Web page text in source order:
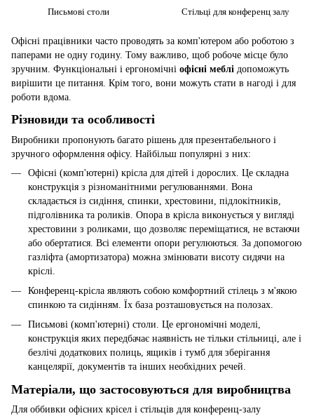
Офісні працівники часто проводять за комп'ютером або роботою з
паперами не одну годину. Тому важливо, щоб робоче місце було
зручним. Функціональні і ергономічні офісні меблі допоможуть
вирішити це питання. Крім того, вони можуть стати в нагоді і для
роботи вдома.
Різновиди та особливості
Виробники пропонують багато рішень для презентабельного і
зручного оформлення офісу. Найбільш популярні з них:
Офісні (комп'ютерні) крісла для дітей і дорослих. Це складна
конструкція з різноманітними регулюваннями. Вона
складається із сидіння, спинки, хрестовини, підлокітників,
підголівника та роликів. Опора в крісла виконується у вигляді
хрестовини з роликами, що дозволяє переміщатися, не встаючи
або обертатися. Всі елементи опори регулюються. За допомогою
газліфта (амортизатора) можна змінювати висоту сидячи на
кріслі.
Конференц-крісла являють собою комфортний стілець з м'якою
спинкою та сидінням. Їх база розташовується на полозах.
Письмові (комп'ютерні) столи. Це ергономічні моделі,
конструкція яких передбачає наявність не тільки стільниці, але і
безлічі додаткових полиць, ящиків і тумб для зберігання
канцелярії, документів та інших необхідних речей.
Матеріали, що застосовуються для виробництва
Для оббивки офісних крісел і стільців для конференц-залу
Письмові столи Стільці для конференц залу